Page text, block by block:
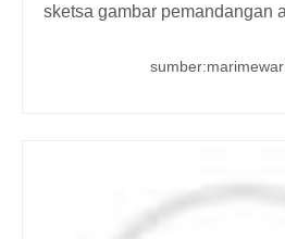
sketsa gambar pemandangan